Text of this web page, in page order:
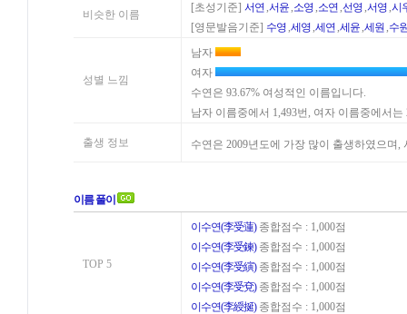
비슷한 이름
[초성기준] 서연 ,서윤,소영,소연 ,선영,서영,시
[영문발음기준] 수영,세영,세연 ,세윤,세원 ,수
성별 느낌
남자
여자
수연은 93.67% 여성적인 이름입니다.
남자 이름중에서 1,493번, 여자 이름중에서
출생 정보 수연은 2009년도에 가장 많이 출생하였으며
이름 풀이
TOP 5
이수연(李受蓮)종합점수 : 1,000점
이수연(李受鍊)종합점수 : 1,000점
이수연(李受縯)종합점수 : 1,000점
이수연(李受兗)종합점수 : 1,000점
이수연(李綬挻)종합점수 : 1,000점